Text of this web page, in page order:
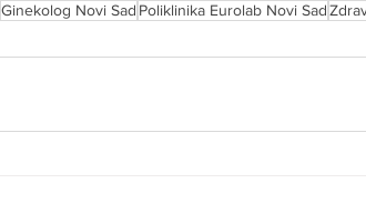
Ginekolog Novi Sad Poliklinika Eurolab Novi Sad